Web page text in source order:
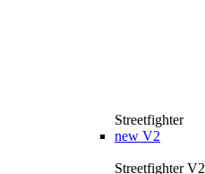
Streetfighter
new V2
Streetfighter V2